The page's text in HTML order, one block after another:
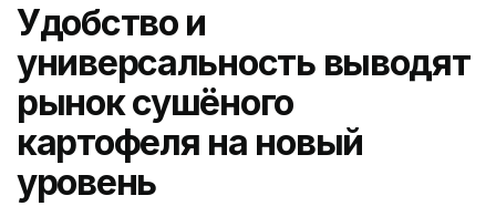
Удобство и
универсальность выводят
рынок сушёного
картофеля на новый
уровень